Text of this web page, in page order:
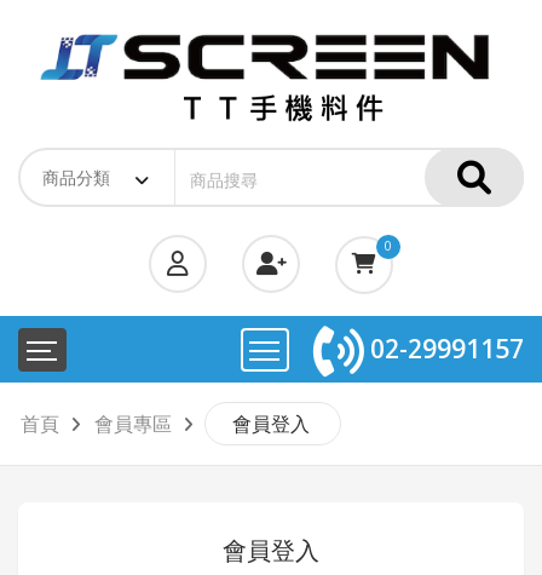
0
02-29991157
首頁 會員專區 會員登入
會員登入